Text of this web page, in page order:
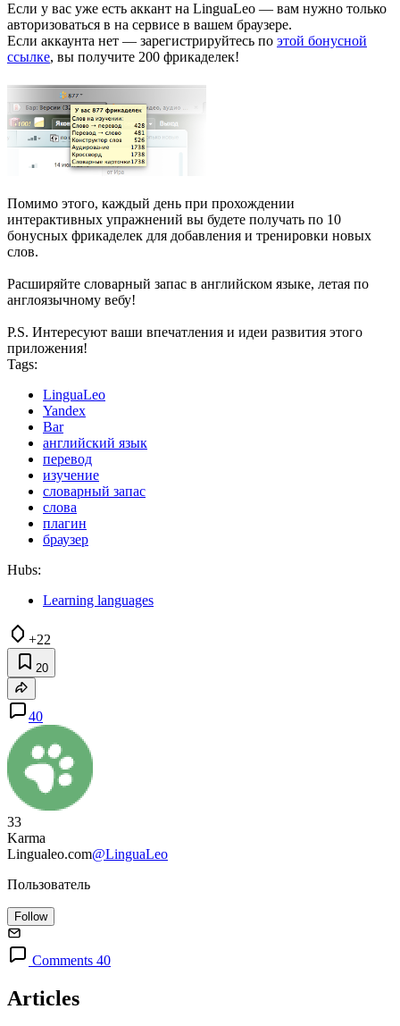
Если у вас уже есть аккант на LinguaLeo — вам нужно только
авторизоваться в на сервисе в вашем браузере.
Если аккаунта нет — зарегистрируйтесь по этой бонусной
ссылке, вы получите 200 фрикаделек!
Помимо этого, каждый день при прохождении
интерактивных упражнений вы будете получать по 10
бонусных фрикаделек для добавления и тренировки новых
слов.
Расширяйте словарный запас в английском языке, летая по
англоязычному вебу!
P.S. Интересуют ваши впечатления и идеи развития этого
приложения!
Tags:
LinguaLeo
Yandex
Bar
английский язык
перевод
изучение
словарный запас
слова
плагин
браузер
Hubs:
Learning languages
+22
20
40
33
Karma
Lingualeo.com@LinguaLeo
Пользователь
Follow
Comments 40
Articles